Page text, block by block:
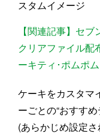
スタムイメージ
【関連記事】セ
クリアファイル配
ーキティ･ポムポ
ケーキをカスタマ
ーごとの“おすす
(あらかじめ設定